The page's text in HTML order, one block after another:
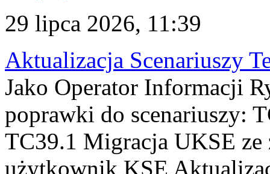
29 lipca 2026, 11:39
Aktualizacja Scenariuszy
Jako Operator Informacji
poprawki do scenariuszy:
TC39.1 Migracja UKSE
użytkownik KSE